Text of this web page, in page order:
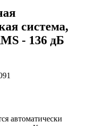
система,
- 136 дБ
автоматически